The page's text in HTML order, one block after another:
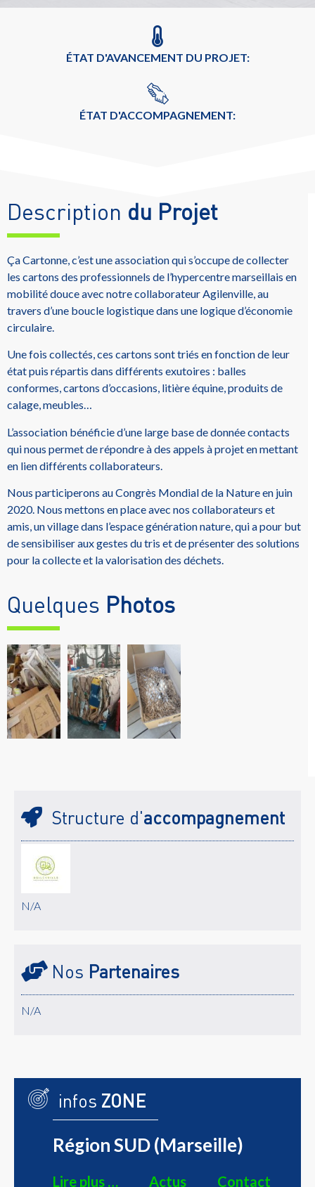
ÉTAT D'AVANCEMENT DU PROJET:
ÉTAT D'ACCOMPAGNEMENT:
Description du Projet
Ça Cartonne, c’est une association qui s’occupe de collecter
les cartons des professionnels de l’hypercentre marseillais en
mobilité douce avec notre collaborateur Agilenville, au
travers d’une boucle logistique dans une logique d’économie
circulaire.
Une fois collectés, ces cartons sont triés en fonction de leur
état puis répartis dans différents exutoires : balles
conformes, cartons d’occasions, litière équine, produits de
calage, meubles…
L’association bénéficie d’une large base de donnée contacts
qui nous permet de répondre à des appels à projet en mettant
en lien différents collaborateurs.
Nous participerons au Congrès Mondial de la Nature en juin
2020. Nous mettons en place avec nos collaborateurs et
amis, un village dans l’espace génération nature, qui a pour but
de sensibiliser aux gestes du tris et de présenter des solutions
pour la collecte et la valorisation des déchets.
Quelques Photos
Structure d'accompagnement
N/A
Nos Partenaires
N/A
infos ZONE
Région SUD (Marseille)
Lire plus … Actus Contact